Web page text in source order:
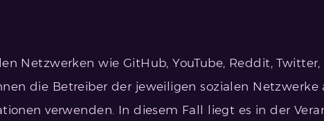
Netzwerken wie GitHub, YouTube, Reddit,
die Betreiber der jeweiligen sozialen Netzwerke
verwenden. In diesem Fall liegt es in der